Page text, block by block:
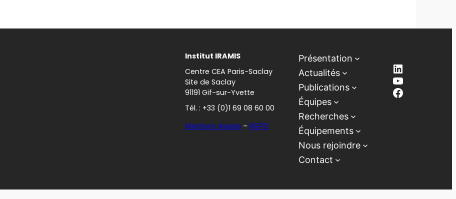
Institut IRAMIS
Centre CEA Paris-Saclay
Site de Saclay
91191 Gif-sur-Yvette
Tél. : +33 (0)1 69 08 60 00
Mentions légales – RGPD
Présentation
Actualités
Publications
Équipes
Recherches
Équipements
Nous rejoindre
Contact
LinkedIn
YouTube
Facebook